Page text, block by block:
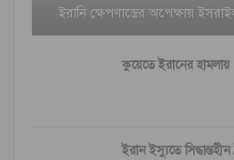
ইরানি ক্ষেপণাস্ত্রের অপেক্ষায়
কুয়েতে ইরানের
ইরান ইস্যুতে সিদ্ধান্তহীন